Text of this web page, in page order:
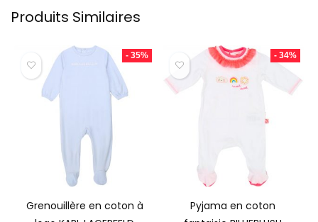
Produits Similaires
- 35%
Grenouillère en coton à
- 34%
Pyjama en coton